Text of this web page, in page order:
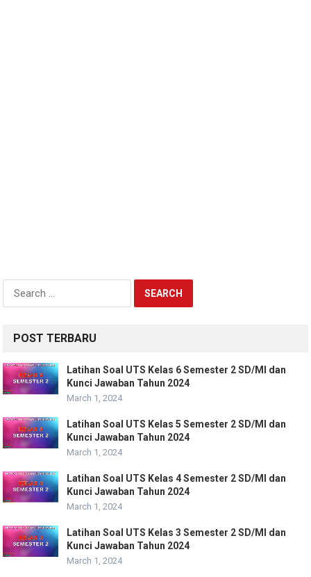
Search
for:
POST TERBARU
Latihan Soal UTS Kelas 6 Semester 2 SD/MI dan
Kunci Jawaban Tahun 2024
March 1, 2024
Latihan Soal UTS Kelas 5 Semester 2 SD/MI dan
Kunci Jawaban Tahun 2024
March 1, 2024
Latihan Soal UTS Kelas 4 Semester 2 SD/MI dan
Kunci Jawaban Tahun 2024
March 1, 2024
Latihan Soal UTS Kelas 3 Semester 2 SD/MI dan
Kunci Jawaban Tahun 2024
March 1, 2024